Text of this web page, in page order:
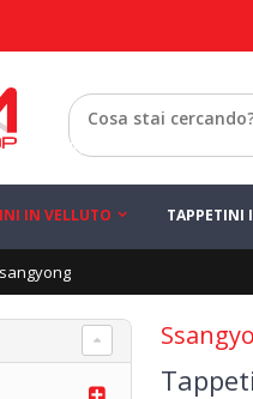
Indietro
IN VELLUTO TAPPETINI